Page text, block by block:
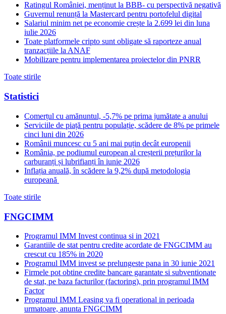
Ratingul României, menținut la BBB- cu perspectivă negativă
Guvernul renunță la Mastercard pentru portofelul digital
Salariul minim net pe economie crește la 2.699 lei din luna
iulie 2026
Toate platformele cripto sunt obligate să raporteze anual
tranzacțiile la ANAF
Mobilizare pentru implementarea proiectelor din PNRR
Toate stirile
Statistici
Comerțul cu amănuntul, -5,7% pe prima jumătate a anului
Serviciile de piață pentru populație, scădere de 8% pe primele
cinci luni din 2026
Românii muncesc cu 5 ani mai puțin decât europenii
România, pe podiumul european al creșterii prețurilor la
carburanți și lubrifianți în iunie 2026
Inflația anuală, în scădere la 9,2% după metodologia
europeană
Toate stirile
FNGCIMM
Programul IMM Invest continua si in 2021
Garantiile de stat pentru credite acordate de FNGCIMM au
crescut cu 185% in 2020
Programul IMM invest se prelungeste pana in 30 iunie 2021
Firmele pot obtine credite bancare garantate si subventionate
de stat, pe baza facturilor (factoring), prin programul IMM
Factor
Programul IMM Leasing va fi operational in perioada
urmatoare, anunta FNGCIMM